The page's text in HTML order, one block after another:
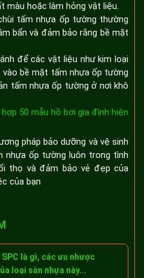
màu hoặc làm hỏng vật liệu.
tấm nhựa ốp tường thường
bẩn và đảm bảo rằng bề mặt
để các vật liệu như kim loại
bề mặt tấm nhựa ốp tường
tấm nhựa ốp tường ở nơi khô
hợp 50 mẫu hồ bơi gia đình hiện
pháp bảo dưỡng và vệ sinh
nhựa ốp tường luôn trong tình
thọ và đảm bảo vẻ đẹp của
của bạn
SPC là gì, các ưu nhược
loại sàn nhựa này...